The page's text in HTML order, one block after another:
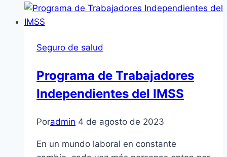
Modalidad
Seguro de salud
Programa de Trabajadores
Independientes del IMSS
Poradmin 4 de agosto de 2023
En un mundo laboral en constante